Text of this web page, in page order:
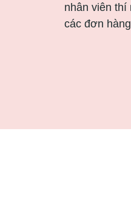
nhân viên thí
các đơn